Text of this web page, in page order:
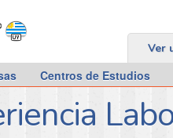
Ver
Centros de Estudios